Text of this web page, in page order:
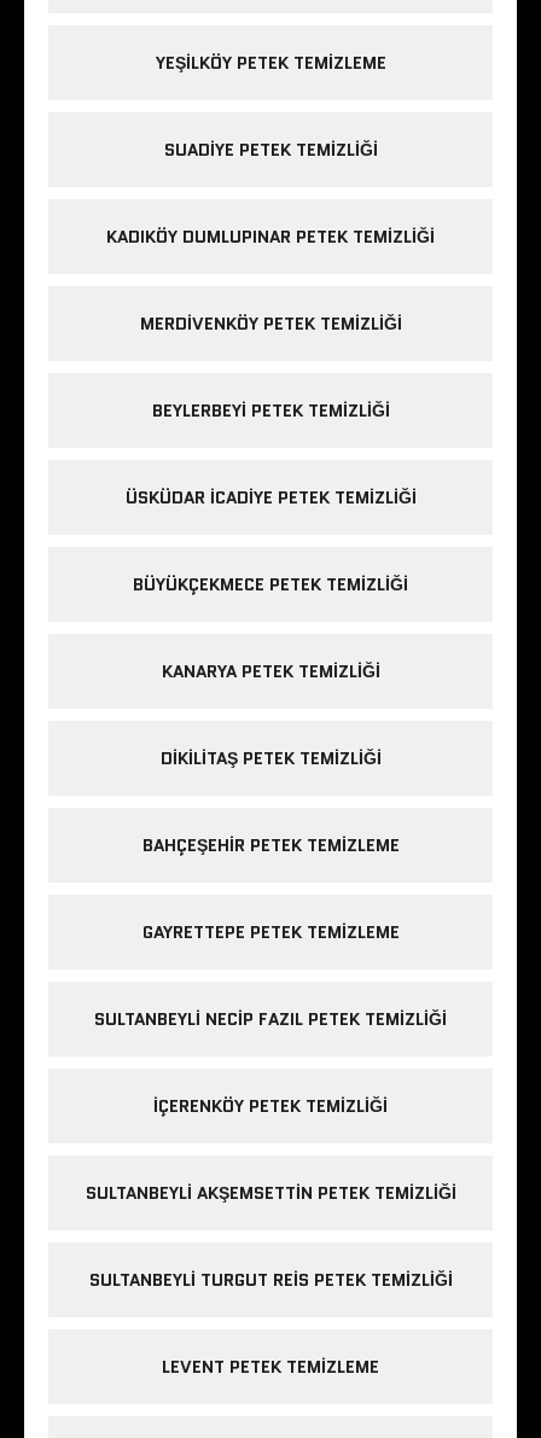
YEŞILKÖY PETEK TEMIZLEME
SUADIYE PETEK TEMIZLIĞI
KADIKÖY DUMLUPINAR PETEK TEMIZLIĞI
MERDIVENKÖY PETEK TEMIZLIĞI
BEYLERBEYI PETEK TEMIZLIĞI
ÜSKÜDAR ICADIYE PETEK TEMIZLIĞI
BÜYÜKÇEKMECE PETEK TEMIZLIĞI
KANARYA PETEK TEMIZLIĞI
DIKILITAŞ PETEK TEMIZLIĞI
BAHÇEŞEHIR PETEK TEMIZLEME
GAYRETTEPE PETEK TEMIZLEME
SULTANBEYLI NECIP FAZIL PETEK TEMIZLIĞI
IÇERENKÖY PETEK TEMIZLIĞI
SULTANBEYLI AKŞEMSETTIN PETEK TEMIZLIĞI
SULTANBEYLI TURGUT REIS PETEK TEMIZLIĞI
LEVENT PETEK TEMIZLEME